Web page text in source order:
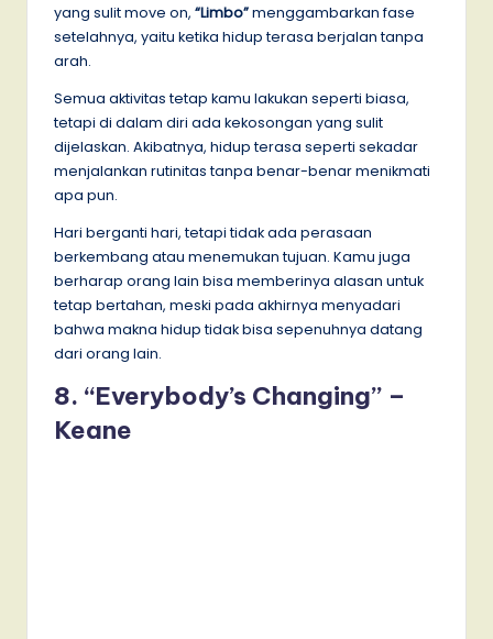
yang sulit move on, “Limbo”menggambarkan fase
setelahnya, yaitu ketika hidup terasa berjalan tanpa
arah.
Semua aktivitas tetap kamu lakukan seperti biasa,
tetapi di dalam diri ada kekosongan yang sulit
dijelaskan. Akibatnya, hidup terasa seperti sekadar
menjalankan rutinitas tanpa benar-benar menikmati
apa pun.
Hari berganti hari, tetapi tidak ada perasaan
berkembang atau menemukan tujuan. Kamu juga
berharap orang lain bisa memberinya alasan untuk
tetap bertahan, meski pada akhirnya menyadari
bahwa makna hidup tidak bisa sepenuhnya datang
dari orang lain.
8. “Everybody’s Changing” –
Keane